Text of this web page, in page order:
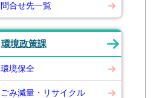
問合せ先一覧
環境政策課
環境保全
ごみ減量・リサイクル